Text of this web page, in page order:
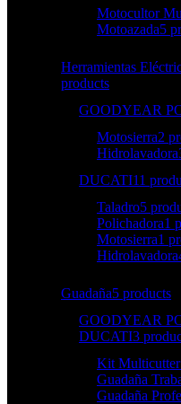
Motocultor
Motoazada5
Herramientas
products
GOODYEAR
Motosierra2
Hidrolavadora
DUCATI11
Taladro5
Polichadora1
Motosierra1
Hidrolavadora
Guadaña5 products
GOODYEAR
DUCATI3
Kit Multicutter
Guadaña
Guadaña